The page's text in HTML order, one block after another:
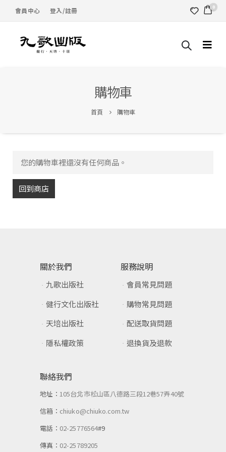
會員中心 登入/註冊 0
購物車
首頁 購物車
您的購物車裡還沒有任何商品。
回到商店
關於我們
九歌出版社
健行文化出版社
天培出版社
隱私權政策
服務說明
會員常見問題
購物常見問題
配送取貨問題
退換貨及退款
聯絡我們
地址：105台北市松山區八德路三段12巷57弄40號
信箱： chiuko@chiuko.com.tw
電話： 02-25776564#9
傳真： 02-25789205